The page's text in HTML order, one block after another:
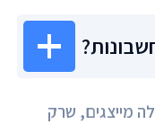
מייצגים, שרק